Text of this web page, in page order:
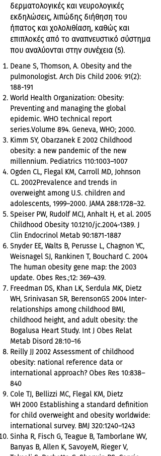
δερματολογικές και νευρολογικές
εκδηλώσεις, λιπώδης διήθηση του
ήπατος και χολολιθίαση, καθώς και
επιπλοκές από το αναπνευστικό σύστημα
που αναλύονται στην συνέχεια (5).
Deane S, Thomson, A. Obesity and the
pulmonologist. Arch Dis Child 2006: 91(2):
188-191
World Health Organization: Obesity:
Preventing and managing the global
epidemic. WHO technical report
series.Volume 894. Geneva, WHO; 2000.
Kimm SY, Obarzanek E 2002 Childhood
obesity: a new pandemic of the new
millennium. Pediatrics 110:1003–1007
Ogden CL, Flegal KM, Carroll MD, Johnson
CL. 2002Prevalence and trends in
overweight among U.S. children and
adolescents, 1999–2000. JAMA 288:1728–32.
Speiser PW, Rudolf MCJ, Anhalt H, et al. 2005
Childhood Obesity 10.1210/jc.2004-1389. J
Clin Endocrinol Metab 90:1871-1887
Snyder EE, Walts B, Perusse L, Chagnon YC,
Weisnagel SJ, Rankinen T, Bouchard C. 2004
The human obesity gene map: the 2003
update. Obes Res.;12: 369–439.
Freedman DS, Khan LK, Serdula MK, Dietz
WH, Srinivasan SR, BerensonGS 2004 Inter-
relationships among childhood BMI,
childhood height, and adult obesity: the
Bogalusa Heart Study. Int J Obes Relat
Metab Disord 28:10–16
Reilly JJ 2002 Assessment of childhood
obesity: national reference data or
international approach? Obes Res 10:838–
840
Cole TJ, Bellizzi MC, Flegal KM, Dietz
WH 2000 Establishing a standard definition
for child overweight and obesity worldwide:
international survey. BMJ 320:1240–1243
Sinha R, Fisch G, Teague B, Tamborlane WV,
Banyas B, Allen K, SavoyeM, Rieger V,